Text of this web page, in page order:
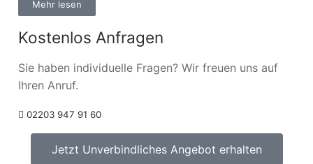
Mehr lesen
Kostenlos Anfragen
Sie haben individuelle Fragen? Wir freuen uns auf
Ihren Anruf.
02203 947 91 60
Jetzt Unverbindliches Angebot erhalten